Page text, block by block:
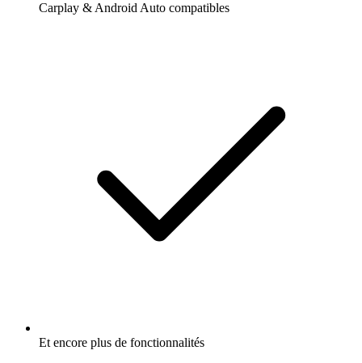
Carplay & Android Auto compatibles
Et encore plus de fonctionnalités